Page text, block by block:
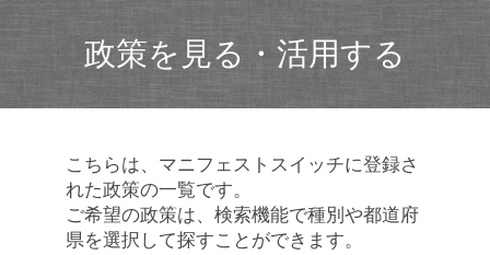
政策を見る・活用する
こちらは、マニフェストスイッチに登録さ
れた政策の一覧です。
ご希望の政策は、検索機能で種別や都道府
県を選択して探すことができます。